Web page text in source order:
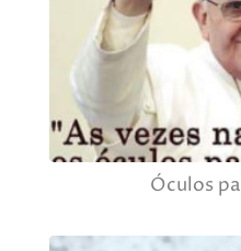
Óculos